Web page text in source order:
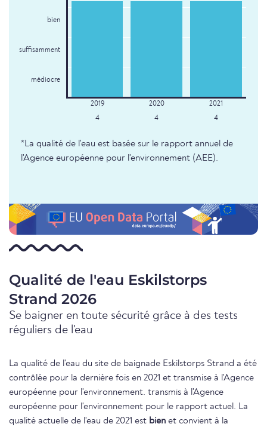
bien
suffisamment
médiocre
4 4 4
*La qualité de l'eau est basée sur le rapport annuel de
l'Agence européenne pour l'environnement (AEE).
Qualité de l'eau Eskilstorps
Strand 2026
Se baigner en toute sécurité grâce à des tests
réguliers de l'eau
La qualité de l'eau du site de baignade Eskilstorps Strand a été
contrôlée pour la dernière fois en 2021 et transmise à l'Agence
européenne pour l'environnement. transmis à l'Agence
européenne pour l'environnement pour le rapport actuel. La
qualité actuelle de l'eau de 2021 est bien et convient à la